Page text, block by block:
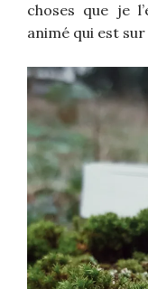
choses que je
animé qui est